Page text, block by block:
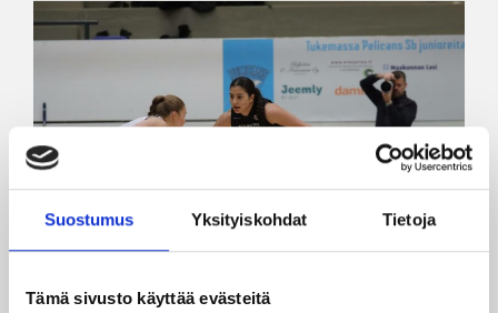
Suostumus Yksityiskohdat Tietoja
Tämä sivusto käyttää evästeitä